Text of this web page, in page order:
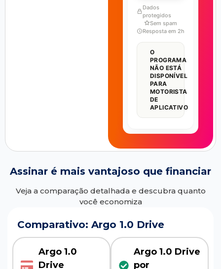
Dados
protegidos
Sem spam
Resposta em 2h
O
PROGRAMA
NÃO ESTÁ
DISPONÍVEL
PARA
MOTORISTA
DE
APLICATIVO
Assinar é mais vantajoso que financiar
Veja a comparação detalhada e descubra quanto
você economiza
Comparativo: Argo 1.0 Drive
Argo 1.0
Drive
Argo 1.0 Drive
por